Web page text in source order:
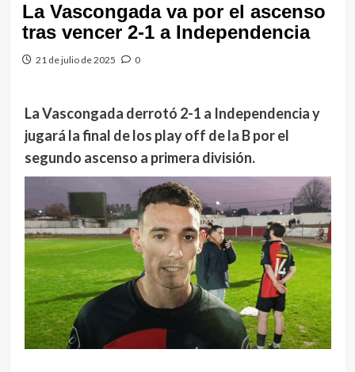
La Vascongada va por el ascenso
tras vencer 2-1 a Independencia
21 de julio de 2025 0
La Vascongada derrotó 2-1 a Independencia y
jugará la final de los play off de la B por el
segundo ascenso a primera división.